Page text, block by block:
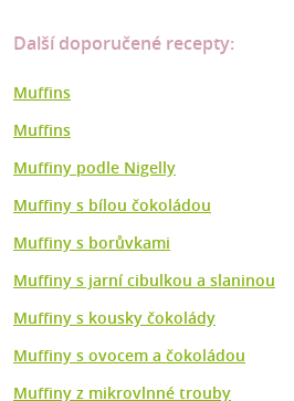
Další doporučené recepty:
Muffins
Muffins
Muffiny podle Nigelly
Muffiny s bílou čokoládou
Muffiny s borůvkami
Muffiny s jarní cibulkou a slaninou
Muffiny s kousky čokolády
Muffiny s ovocem a čokoládou
Muffiny z mikrovlnné trouby